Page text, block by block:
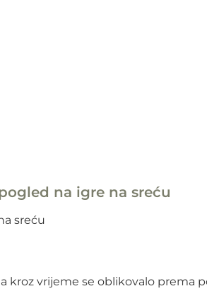
na igre na sreću
sreću
vrijeme se oblikovalo prema